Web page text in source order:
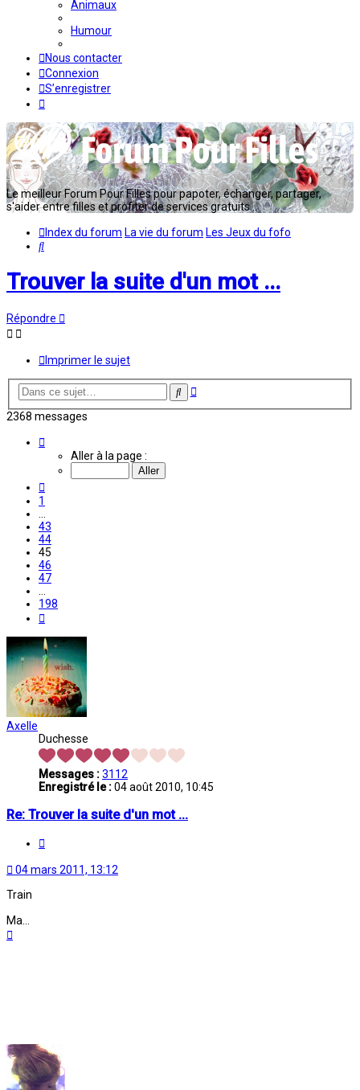
Animaux
Humour
Nous contacter
Connexion
S’enregistrer
Le meilleur Forum Pour Filles pour papoter, échanger, partager,
s'aider entre filles et profiter de services gratuits...
Index du forum La vie du forum Les Jeux du fofo
Rechercher
Trouver la suite d'un mot ...
Répondre
Imprimer le sujet
Rechercher
Recherche
2368 messages
Aller à la page :
1
43
44
45
46
47
198
Axelle
Duchesse
Messages :3112
Enregistré le :04 août 2010, 10:45
Re: Trouver la suite d'un mot ...
04 mars 2011, 13:12
Train
Ma...